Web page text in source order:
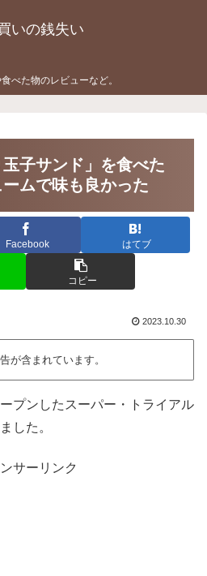
いの銭失い
べた物のレビューなど。
子サンド」を食べた
ムで味も良かった
Facebook はてブ
コピー
2023.10.30
が含まれています。
プンしたスーパー・トライアル
した。
サーリンク